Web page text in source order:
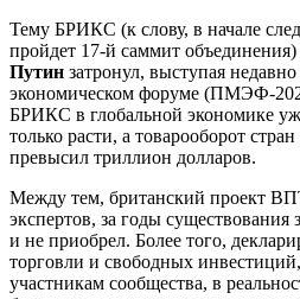
Тему БРИКС (к слову, в начале
пройдет 17-й саммит
Путин затронул, выступая
экономическом форуме (ПМЭФ-
БРИКС в глобальной экономике
только расти, а товарооборот
превысил триллион долларов.
Между тем, британский проект
экспертов, за годы
и не приобрел. Более того,
торговли и свободных
участникам сообщества, в